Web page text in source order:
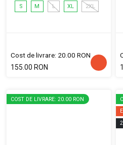
S M L XL 2XL
Cost de livrare: 20.00 RON
155.00 RON
COST DE LIVRARE: 20.00 RON